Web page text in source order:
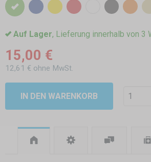
Auf Lager, Lieferung innerhalb von 3
15,00 €
12,61 € ohne MwSt.
IN DEN WARENKORB